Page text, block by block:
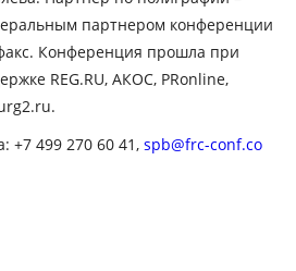
партнером конференции
Конференция прошла при
REG.RU, АКОС, PRonline,
+7 499 270 60 41, spb@frc-conf.co